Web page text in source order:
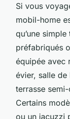
Si vous
mobil-home
qu’une
préfabriqués
équipée avec
évier, salle
terrasse
Certains
ou un jacuzzi